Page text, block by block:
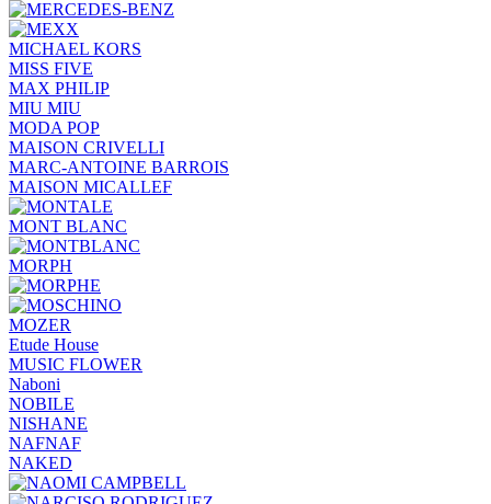
MICHAEL KORS
MISS FIVE
MAX PHILIP
MIU MIU
MODA POP
MAISON CRIVELLI
MARC-ANTOINE BARROIS
MAISON MICALLEF
MONT BLANC
MORPH
MOZER
Etude House
MUSIC FLOWER
Naboni
NOBILE
NISHANE
NAFNAF
NAKED